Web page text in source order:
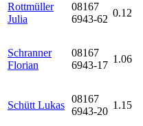
Rottmüller
Julia
08167
6943-62
0.12
Schranner
Florian
08167
6943-17
1.06
Schütt Lukas
08167
6943-20
1.15